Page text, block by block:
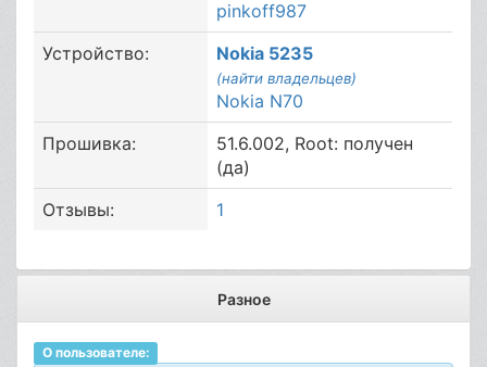
pinkoff987
Устройство:
Nokia 5235
(найти владельцев)
Nokia N70
Прошивка:
51.6.002, Root: получен
(да)
Отзывы:
1
Разное
О пользователе: